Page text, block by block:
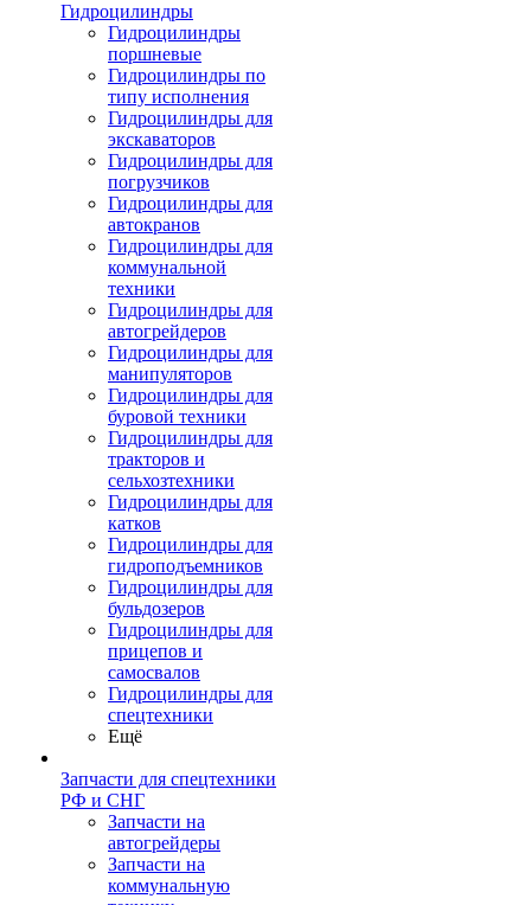
Гидроцилиндры
Гидроцилиндры
поршневые
Гидроцилиндры по
типу исполнения
Гидроцилиндры для
экскаваторов
Гидроцилиндры для
погрузчиков
Гидроцилиндры для
автокранов
Гидроцилиндры для
коммунальной
техники
Гидроцилиндры для
автогрейдеров
Гидроцилиндры для
манипуляторов
Гидроцилиндры для
буровой техники
Гидроцилиндры для
тракторов и
сельхозтехники
Гидроцилиндры для
катков
Гидроцилиндры для
гидроподъемников
Гидроцилиндры для
бульдозеров
Гидроцилиндры для
прицепов и
самосвалов
Гидроцилиндры для
спецтехники
Ещё
Запчасти для спецтехники
РФ и СНГ
Запчасти на
автогрейдеры
Запчасти на
коммунальную